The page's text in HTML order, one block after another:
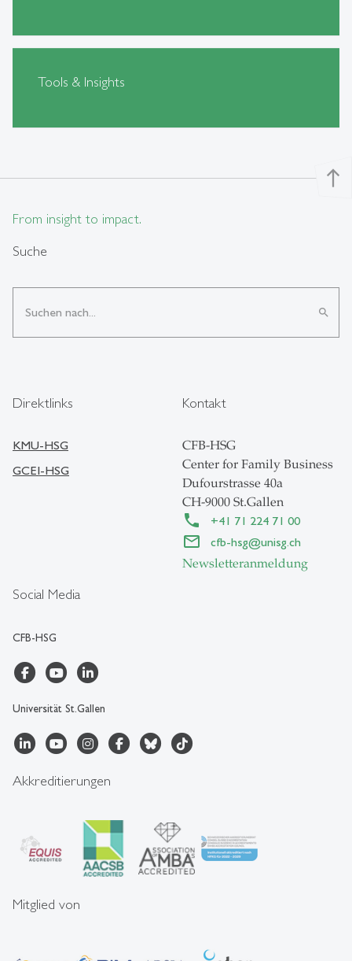
Tools & Insights
north
From insight to impact.
Suche
search
Social Media
CFB-HSG
Universität St.Gallen
Direktlinks
KMU-HSG
GCEI-HSG
Kontakt
CFB-HSG
Center for Family Business
Dufourstrasse 40a
CH-9000 St.Gallen
+41 71 224 71 00
cfb-hsg@unisg.ch
Newsletteranmeldung
Akkreditierungen
Mitglied von